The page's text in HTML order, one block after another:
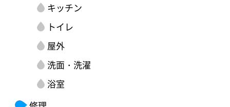
キッチン
トイレ
屋外
洗面・洗濯
浴室